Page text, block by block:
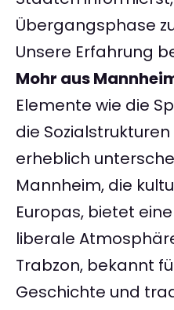
Übergangsphase
Unsere Erfahrung
Mohr aus
Elemente wie die
die
erheblich
Mannheim, die
Europas, bietet
liberale
Trabzon, bekannt
Geschichte und